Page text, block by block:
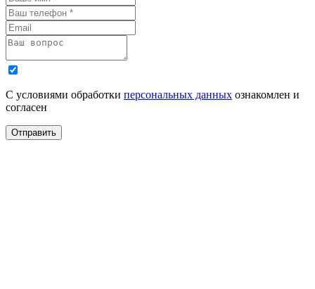
С условиями обработки персональных данных ознакомлен и
согласен
Отправить